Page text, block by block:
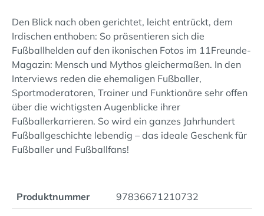
Den Blick nach oben gerichtet, leicht entrückt, dem
Irdischen enthoben: So präsentieren sich die
Fußballhelden auf den ikonischen Fotos im 11Freunde-
Magazin: Mensch und Mythos gleichermaßen. In den
Interviews reden die ehemaligen Fußballer,
Sportmoderatoren, Trainer und Funktionäre sehr offen
über die wichtigsten Augenblicke ihrer
Fußballerkarrieren. So wird ein ganzes Jahrhundert
Fußballgeschichte lebendig – das ideale Geschenk für
Fußballer und Fußballfans!
Produktnummer 97836671210732